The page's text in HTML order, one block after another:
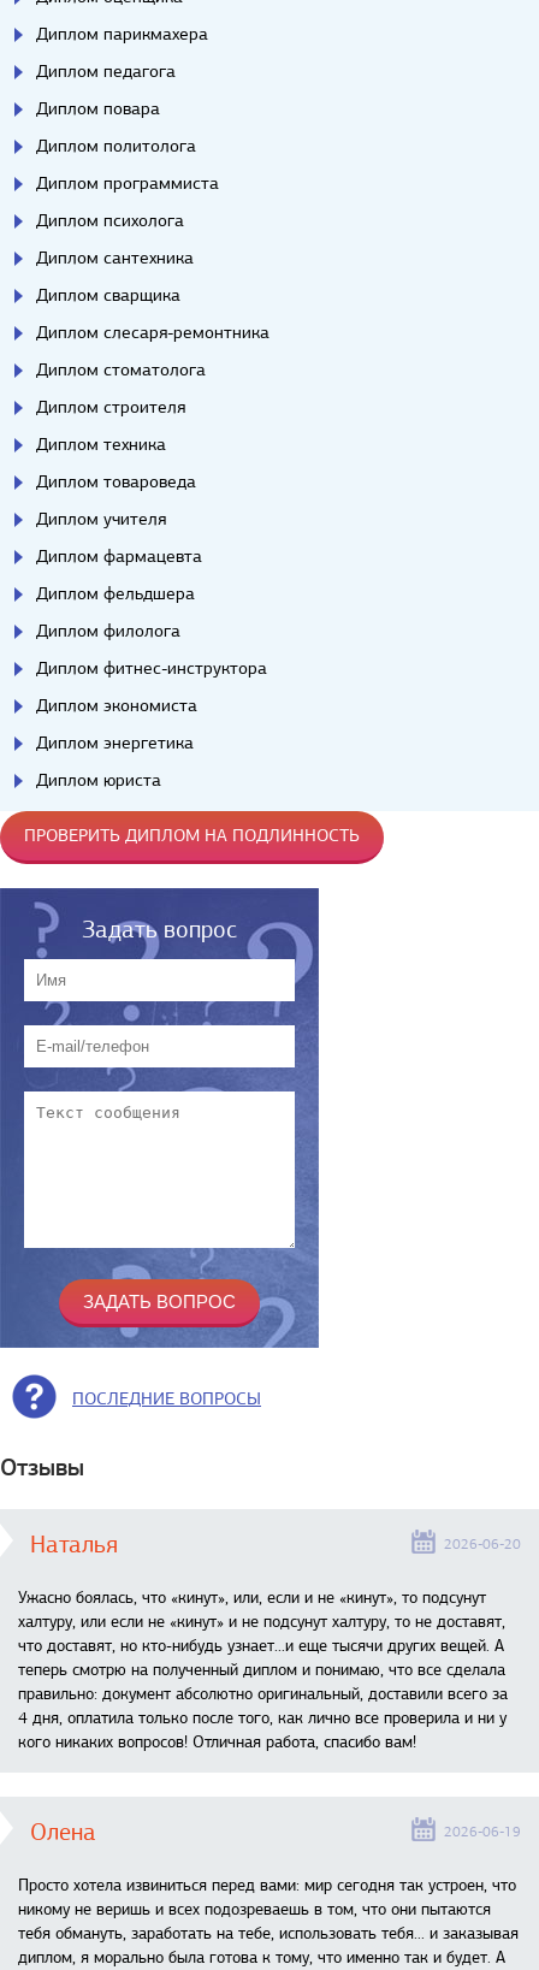
Диплом парикмахера
Диплом педагога
Диплом повара
Диплом политолога
Диплом программиста
Диплом психолога
Диплом сантехника
Диплом сварщика
Диплом слесаря-ремонтника
Диплом стоматолога
Диплом строителя
Диплом техника
Диплом товароведа
Диплом учителя
Диплом фармацевта
Диплом фельдшера
Диплом филолога
Диплом фитнес-инструктора
Диплом экономиста
Диплом энергетика
Диплом юриста
ПРОВЕРИТЬ ДИПЛОМ НА ПОДЛИННОСТЬ
Задать вопрос
ПОСЛЕДНИЕ ВОПРОСЫ
Отзывы
Наталья 2026-06-20
Ужасно боялась, что «кинут», или, если и не «кинут», то подсунут
халтуру, или если не «кинут» и не подсунут халтуру, то не доставят,
что доставят, но кто-нибудь узнает...и еще тысячи других вещей. А
теперь смотрю на полученный диплом и понимаю, что все сделала
правильно: документ абсолютно оригинальный, доставили всего за
4 дня, оплатила только после того, как лично все проверила и ни у
кого никаких вопросов! Отличная работа, спасибо вам!
Олена 2026-06-19
Просто хотела извиниться перед вами: мир сегодня так устроен, что
никому не веришь и всех подозреваешь в том, что они пытаются
тебя обмануть, заработать на тебе, использовать тебя... и заказывая
диплом, я морально была готова к тому, что именно так и будет. А